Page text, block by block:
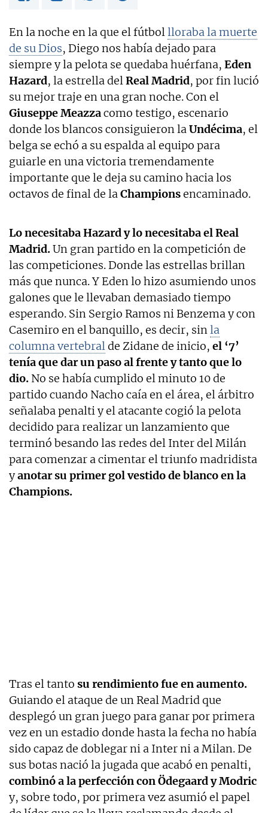
En la noche en la que el fútbollloraba la muerte
de su Dios, Diego nos había dejado para
siempre y la pelota se quedaba huérfana, Eden
Hazard, la estrella delReal Madrid, por fin lució
su mejor traje en una gran noche. Con el
Giuseppe Meazzacomo testigo, escenario
donde los blancos consiguieron laUndécima, el
belga se echó a su espalda al equipo para
guiarle en una victoria tremendamente
importante que le deja su camino hacia los
octavos de final de laChampionsencaminado.
Lo necesitaba Hazard y lo necesitaba el Real
Madrid.Un gran partido en la competición de
las competiciones. Donde las estrellas brillan
más que nunca. Y Eden lo hizo asumiendo unos
galones que le llevaban demasiado tiempo
esperando. Sin Sergio Ramos ni Benzema y con
Casemiro en el banquillo, es decir, sinla
columna vertebralde Zidane de inicio, el ‘7’
tenía que dar un paso al frente y tanto que lo
dio. No se había cumplido el minuto 10 de
partido cuando Nacho caía en el área, el árbitro
señalaba penalti y el atacante cogió la pelota
decidido para realizar un lanzamiento que
terminó besando las redes del Inter del Milán
para comenzar a cimentar el triunfo madridista
yanotar su primer gol vestido de blanco en la
Champions.
Tras el tanto su rendimiento fue en aumento.
Guiando el ataque de un Real Madrid que
desplegó un gran juego para ganar por primera
vez en un estadio donde hasta la fecha no había
sido capaz de doblegar ni a Inter ni a Milan. De
sus botas nació la jugada que acabó en penalti,
combinó a la perfección con Ödegaard y Modric
y, sobre todo, por primera vez asumió el papel